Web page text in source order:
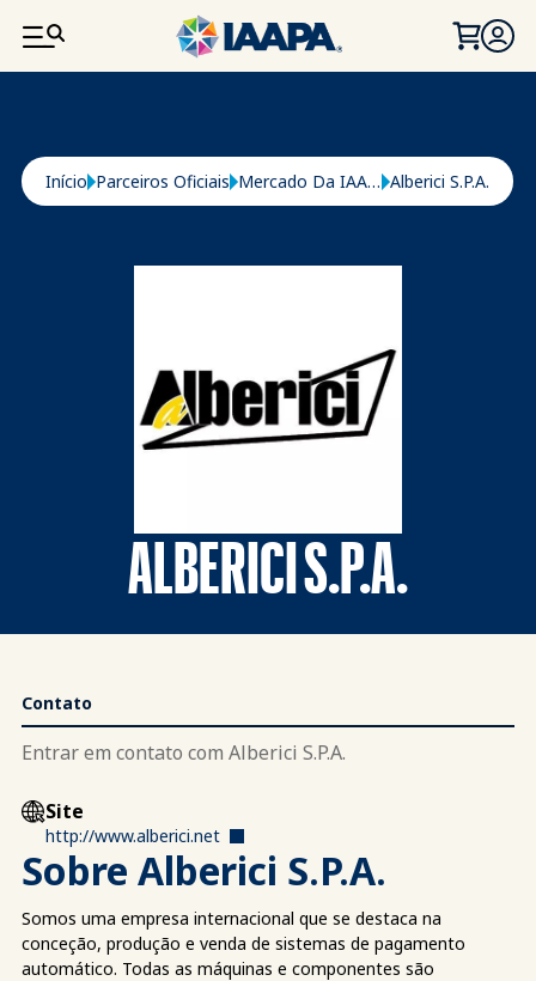
PASSAR PARA O CONTEÚDO PRINCIPAL
Navegação estrutural
Início Parceiros Oficiais Mercado Da IAAPA Alberici S.P.A.
ALBERICI S.P.A.
Contato
Entrar em contato com Alberici S.P.A.
Site
http://www.alberici.net
Sobre Alberici S.P.A.
Somos uma empresa internacional que se destaca na
conceção, produção e venda de sistemas de pagamento
automático. Todas as máquinas e componentes são